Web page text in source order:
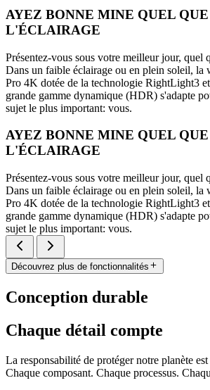
AYEZ BONNE MINE QUEL
L'ÉCLAIRAGE
Présentez-vous sous votre meilleur jour, quel
Dans un faible éclairage ou en plein soleil, la
Pro 4K dotée de la technologie RightLight3
grande gamme dynamique (HDR) s'adapte
sujet le plus important: vous.
AYEZ BONNE MINE QUEL
L'ÉCLAIRAGE
Présentez-vous sous votre meilleur jour, quel
Dans un faible éclairage ou en plein soleil, la
Pro 4K dotée de la technologie RightLight3
grande gamme dynamique (HDR) s'adapte
sujet le plus important: vous.
Découvrez plus de fonctionnalités
Conception durable
Chaque détail compte
La responsabilité de protéger notre planète
Chaque composant. Chaque processus.